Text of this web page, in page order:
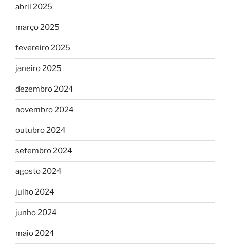
abril 2025
março 2025
fevereiro 2025
janeiro 2025
dezembro 2024
novembro 2024
outubro 2024
setembro 2024
agosto 2024
julho 2024
junho 2024
maio 2024